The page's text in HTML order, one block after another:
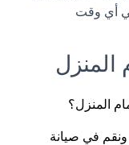
أي وقت
المنزل
المنزل؟
في صيانة